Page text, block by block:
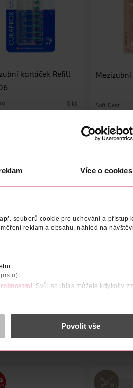
Více o cookies
souborů cookie pro uchování a přístup k
reklam a obsahu, náhled na
. Svůj souhlas můžete kdykoliv
které mohou nést osobní údaje.
Povolit vše
kartáček Refill
8 ks
Mezizubní
Soft Dent
ADRESA VÝROBCE/
na cesty nebo pro čištění
povrchu kónický tvar umožní
vyčištění velmi úzkých prostor